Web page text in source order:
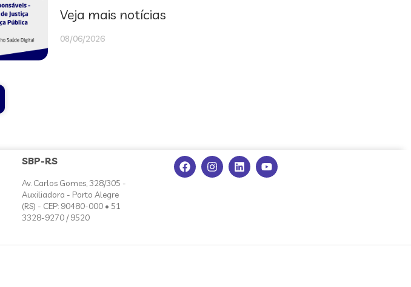
Veja mais notícias
08/06/2026
SBP-RS
Av. Carlos Gomes, 328/305 -
Auxiliadora - Porto Alegre
(RS) - CEP: 90480-000 • 51
3328-9270 / 9520